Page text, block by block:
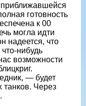
приближавшейся
готовность
к 00
могла идти
надеется, что
нибудь
возможности
— будет
танков. Через